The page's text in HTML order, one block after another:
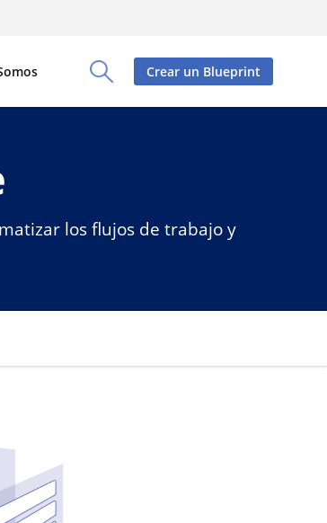
Toggle Search Panel
Crear un Blueprint
los flujos de trabajo y